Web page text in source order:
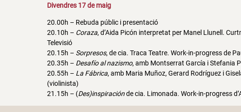
Divendres 17 de maig
20.00h – Rebuda públic i presentació
20.10h – Coraza, d’Aida Picón interpretat per Manel Llunell.
Televisió
20.15h – Sorpresos, de cia. Traca Teatre. Work-in-progress de
20.35h – Desafío al nazismo, amb Montserrat García i Stefania
20.55h – La Fábrica, amb Maria Muñoz, Gerard Rodríguez i
(violinista)
21.15h – (Des)inspiraciónde cia. Limonada. Work-in-progress